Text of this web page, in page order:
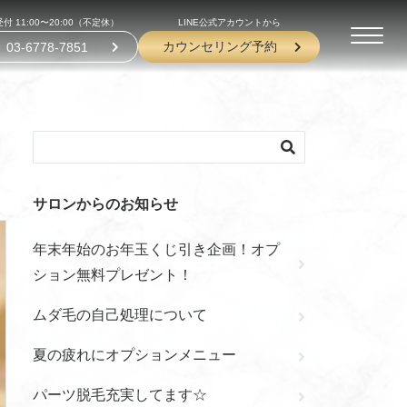
付 11:00〜20:00（不定休）
03-6778-7851
LINE公式アカウントから
カウンセリング予約
サロンからのお知らせ
年末年始のお年玉くじ引き企画！オプ
ション無料プレゼント！
ムダ毛の自己処理について
夏の疲れにオプションメニュー
パーツ脱毛充実してます☆